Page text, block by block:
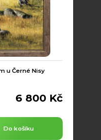
u Černé Nisy
6 800 Kč
Do košíku